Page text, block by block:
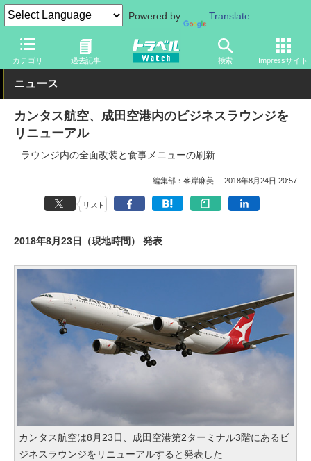
Powered by Translate
カテゴリ 過去記事 検索 Impressサイト
トラベル Watch 旅の方法 空旅 空港
ニュース
カンタス航空、成田空港内のビジネスラウンジを
リニューアル
ラウンジ内の全面改装と食事メニューの刷新
編集部：峯岸麻美 2018年8月24日 20:57
リスト
2018年8月23日（現地時間） 発表
カンタス航空は8月23日、成田空港第2ターミナル3階にあるビ
ジネスラウンジをリニューアルすると発表した